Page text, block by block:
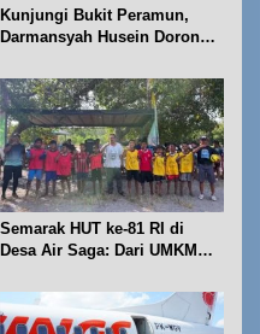
Kunjungi Bukit Peramun,
Darmansyah Husein Dorong
Semarak HUT ke-81 RI di
Desa Air Saga: Dari UMKM